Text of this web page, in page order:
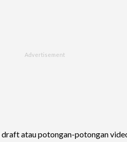
draft atau potongan-potongan